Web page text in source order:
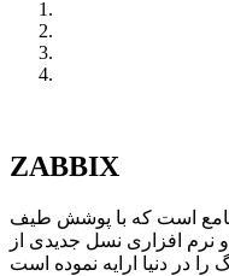
ZABBIX
است که با پوشش طیف
افزاری نسل جدیدی از
را در دنیا ارایه نموده است